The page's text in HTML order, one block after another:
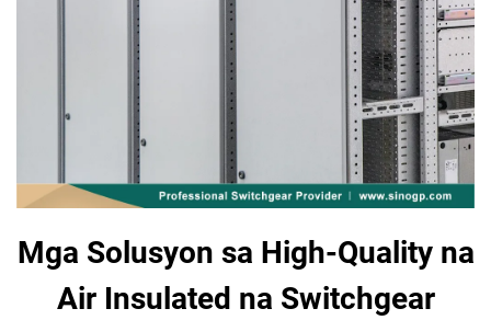
Mga Solusyon sa High-Quality na
Air Insulated na Switchgear